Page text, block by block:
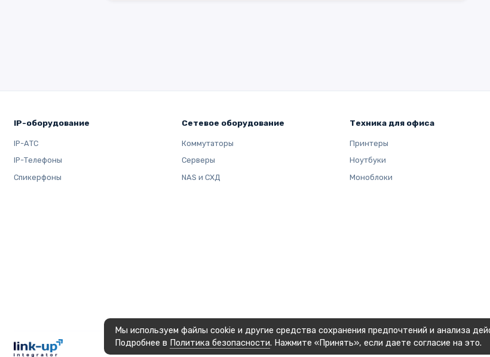
Мы используем файлы cookie и другие средства сохранения предпочтений и анализа
Подробнее в Политика безопасности. Нажмите «Принять», если даете согласие на это.
IP-оборудование
IP-АТС
IP-Телефоны
Спикерфоны
Сетевое оборудование
Коммутаторы
Серверы
NAS и СХД
Техника для офиса
Принтеры
Ноутбуки
Моноблоки
OOO LINK-UP INTEGRATOR, © 2023